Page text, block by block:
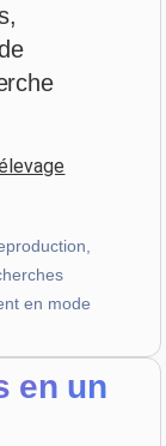
v4.3.21
en mode
en un